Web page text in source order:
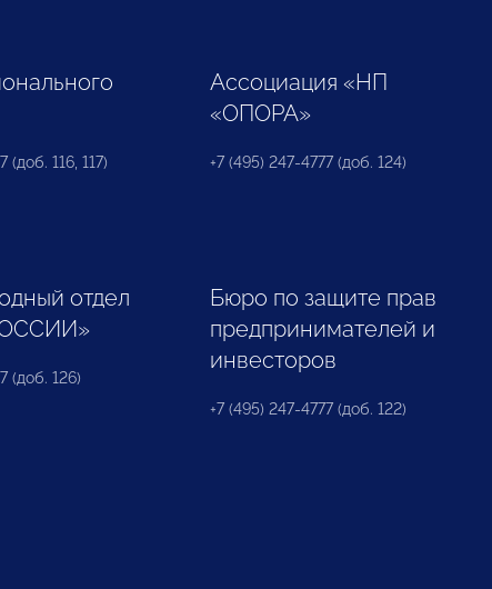
(доб. 116, 117)
Ассоциация «НП
«ОПОРА»
+7 (495) 247-4777 (доб. 124)
отдел
(доб. 126)
Бюро по защите прав
предпринимателей и
инвесторов
+7 (495) 247-4777 (доб. 122)